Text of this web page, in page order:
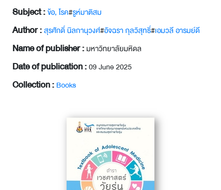
Subject :ข้อ, โรค#รูห์มาติสม
Author :สุรศักดิ์ นิลกานุวงศ์#อัจฉรา กุลวิสุทธิ์#เอมวลี อารมย์ดี
Name of publisher :มหาวิทยาลัยมหิดล
Date of publication :09 June 2025
Collection :Books